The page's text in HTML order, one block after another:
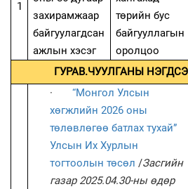
1
захирамжаар
байгуулагдсан
ажлын хэсэг
төрийн бус
байгууллагын
оролцоо
ГУРАВ.ЧУУЛГАНЫ
·
“Монгол Улсын
хөгжлийн 2026 оны
төлөвлөгөө батлах тухай”
Улсын Их Хурлын
тогтоолын төсөл /Засгийн
газар 2025.04.30-ны өдөр